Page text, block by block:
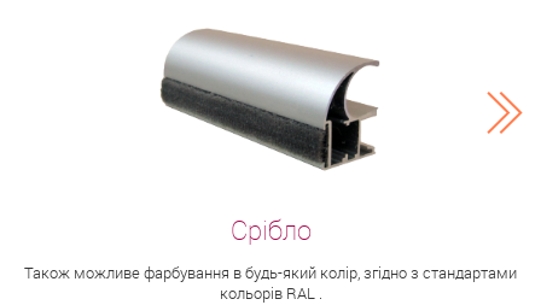
Також можливе фарбування в будь-який колір, згідно з стандартами
кольорів RAL .